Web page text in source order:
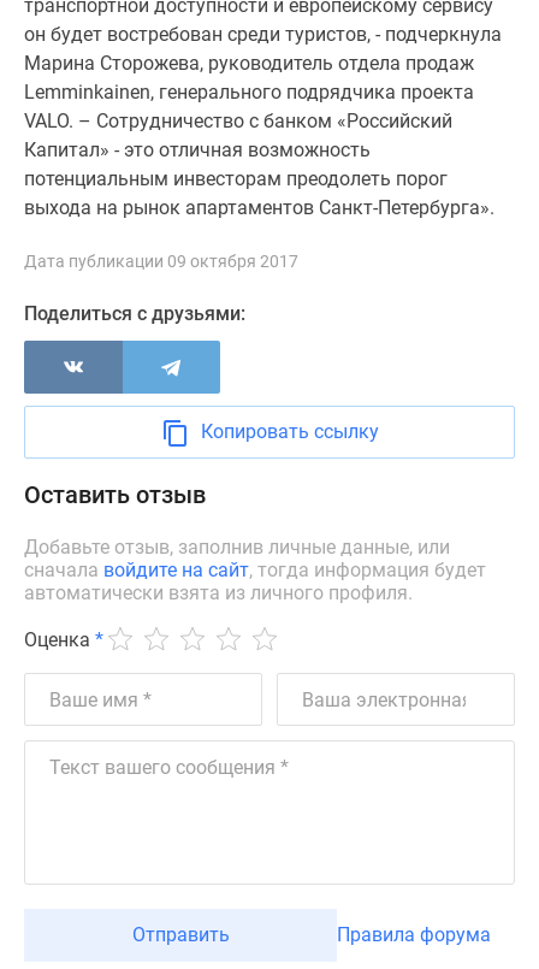
25%
Новостройки
премиум-
класса
Новостройки
бизнес-
класса
Дома
коттеджи
Коттеджные
поселки
Санкт-
обл
Готовые
поселки
Строящиеся
коттеджные
поселки
Коттеджные
Коттеджные
транспортной доступности и европейскому сервису
он будет востребован среди туристов, - подчеркнула
Марина Сторожева, руководитель отдела продаж
Lemminkainen, генерального подрядчика проекта
VALO. – Сотрудничество с банком «Российский
Капитал» - это отличная возможность
потенциальным инвесторам преодолеть порог
выхода на рынок апартаментов Санкт-Петербурга».
Дата публикации 09 октября 2017
Поделиться с друзьями:
Копировать ссылку
Оставить отзыв
Добавьте отзыв, заполнив личные данные, или
сначала войдите на сайт, тогда информация будет
автоматически взята из личного профиля.
Оценка *
Отправить Правила форума